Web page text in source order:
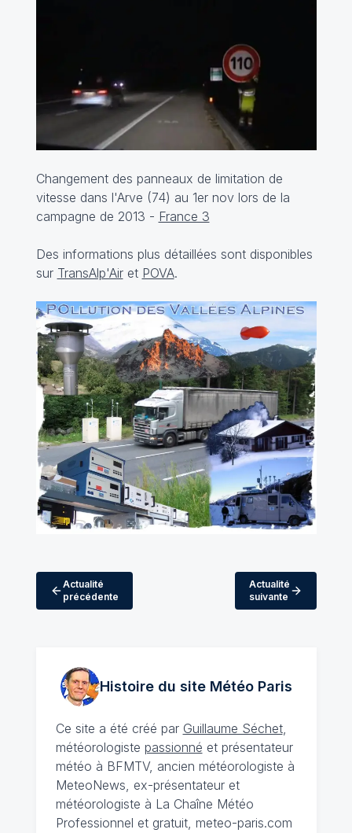
Changement des panneaux de limitation de
vitesse dans l'Arve (74) au 1er nov lors de la
campagne de 2013 - France 3
Des informations plus détaillées sont disponibles
sur TransAlp'Airet POVA.
Actualité
précédente
Actualité
suivante
Histoire du site MétéoParis
Ce site a été créé par Guillaume Séchet,
météorologiste passionné et présentateur
météo à BFMTV, ancien météorologiste à
MeteoNews, ex-présentateur et
météorologiste à La Chaîne Météo
Professionnel et gratuit, meteo-paris.com